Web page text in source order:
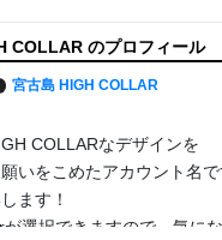
COLLAR のプロフィール
宮古島 HIGH COLLAR
COLLARなデザインを
いをこめたアカウント名で
ます！
選択できますので、気に